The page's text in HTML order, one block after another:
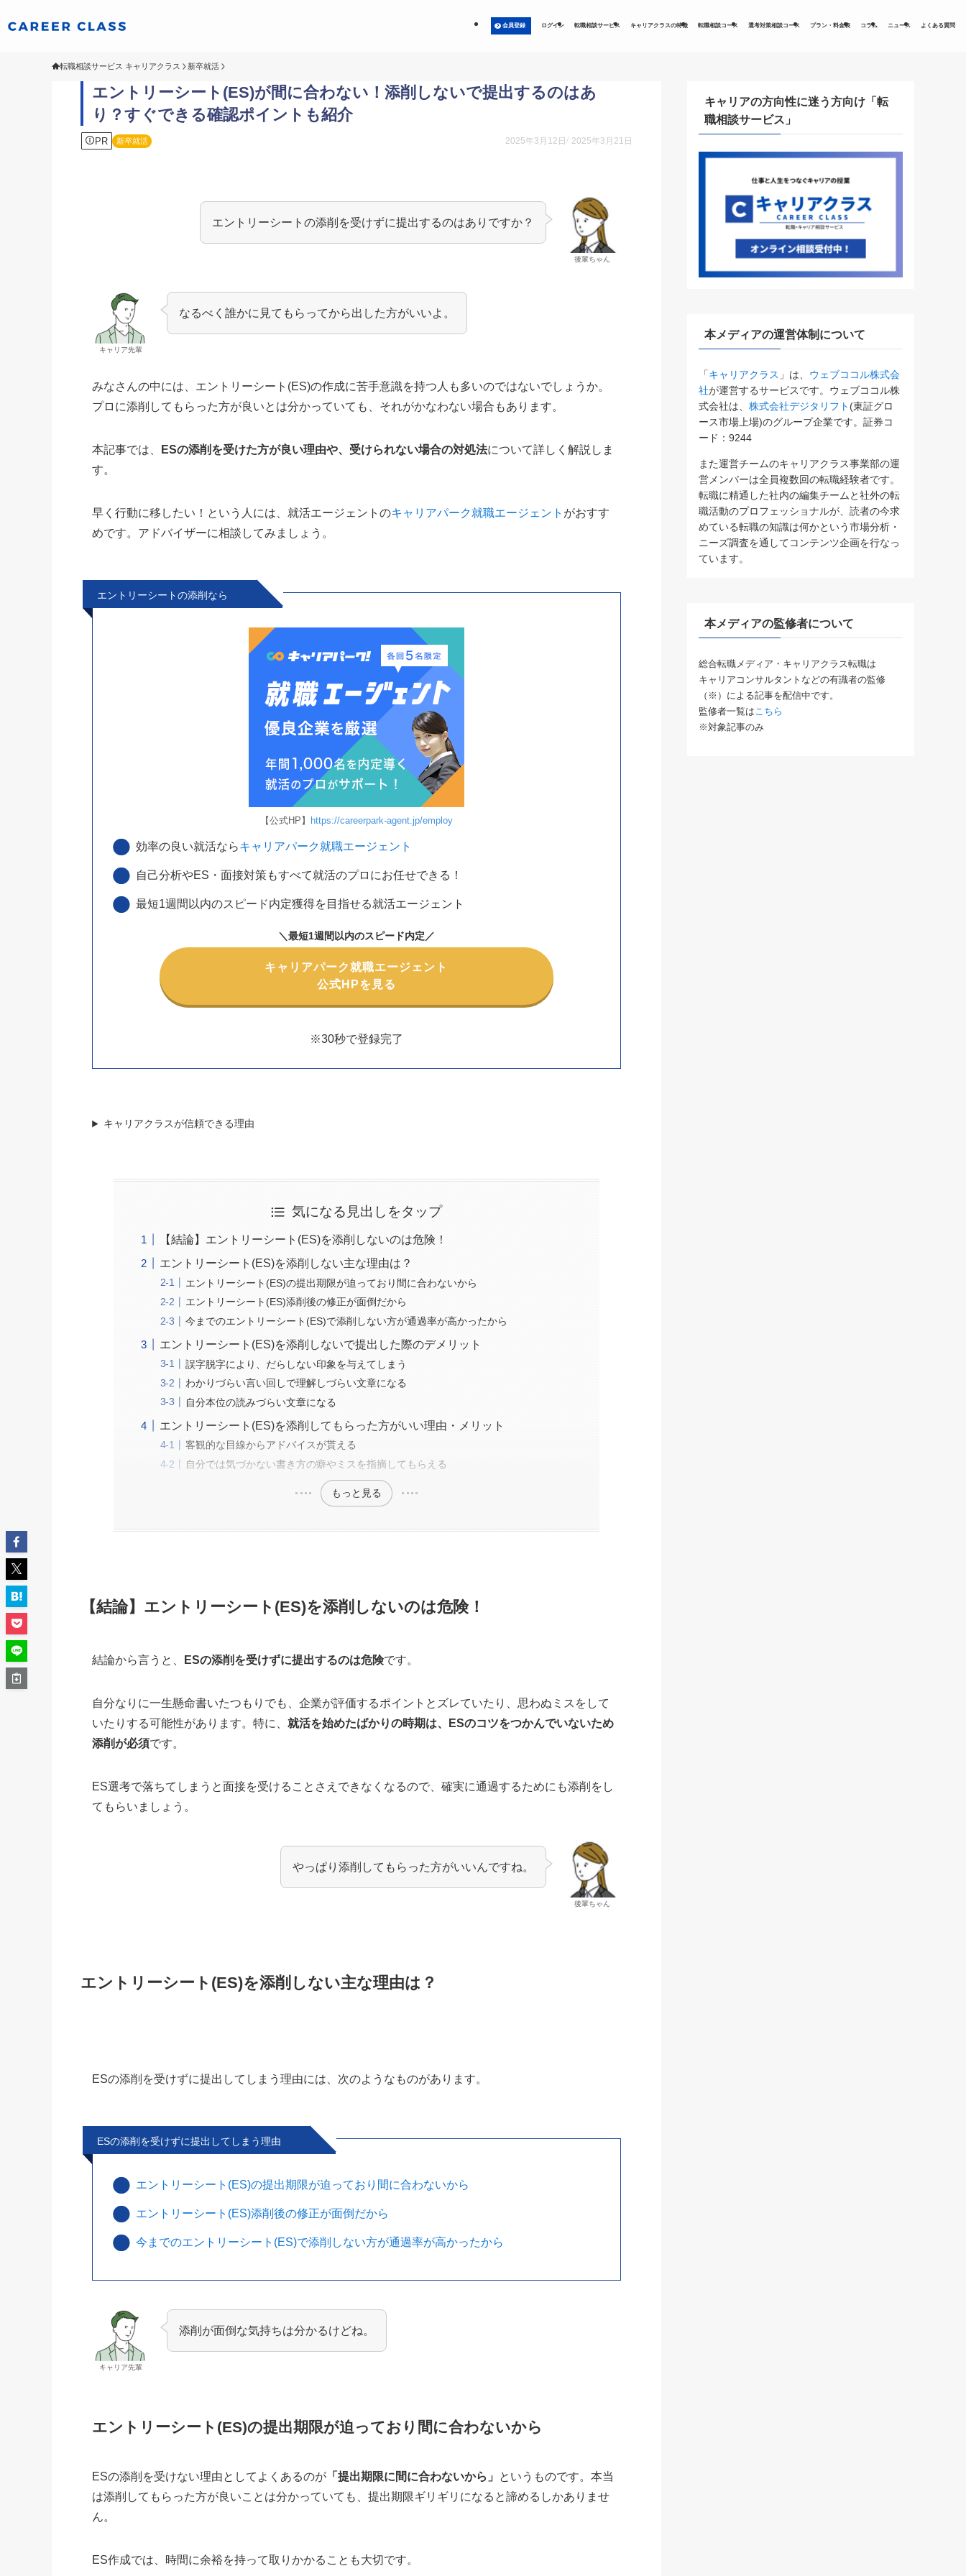
会員登録 ログイン 転職相談サービス キャリアクラスの特徴 転職相談コース 選考対策相談コース プラン・料金表 コラム ニュース よくある質問
転職相談サービス キャリアクラス 新卒就活
エントリーシート(ES)が間に合わない！添削しないで提出するのはあ
り？すぐできる確認ポイントも紹介
PR 新卒就活 2025年3月12日 2025年3月21日
後輩ちゃん
エントリーシートの添削を受けずに提出するのはありですか？
キャリア先輩
なるべく誰かに見てもらってから出した方がいいよ。
みなさんの中には、エントリーシート(ES)の作成に苦手意識を持つ人も多いのではないでしょうか。
プロに添削してもらった方が良いとは分かっていても、それがかなわない場合もあります。
本記事では、 ESの添削を受けた方が良い理由や、受けられない場合の対処法について詳しく解説しま
す。
早く行動に移したい！という人には、就活エージェントのキャリアパーク就職エージェント がおすす
めです。アドバイザーに相談してみましょう。
エントリーシートの添削なら
【公式HP】 https://careerpark-agent.jp/employ
効率の良い就活ならキャリアパーク就職エージェント
自己分析やES・面接対策もすべて就活のプロにお任せできる！
最短1週間以内のスピード内定獲得を目指せる就活エージェント
＼最短1週間以内のスピード内定／
キャリアパーク就職エージェント
公式HPを見る
※30秒で登録完了
キャリアクラスが信頼できる理由
気になる見出しをタップ
【結論】エントリーシート(ES)を添削しないのは危険！
エントリーシート(ES)を添削しない主な理由は？
エントリーシート(ES)の提出期限が迫っており間に合わないから
エントリーシート(ES)添削後の修正が面倒だから
今までのエントリーシート(ES)で添削しない方が通過率が高かったから
エントリーシート(ES)を添削しないで提出した際のデメリット
誤字脱字により、だらしない印象を与えてしまう
わかりづらい言い回しで理解しづらい文章になる
自分本位の読みづらい文章になる
エントリーシート(ES)を添削してもらった方がいい理由・メリット
客観的な目線からアドバイスが貰える
自分では気づかない書き方の癖やミスを指摘してもらえる
もっと見る
【結論】エントリーシート(ES)を添削しないのは危険！
結論から言うと、 ESの添削を受けずに提出するのは危険です。
自分なりに一生懸命書いたつもりでも、企業が評価するポイントとズレていたり、思わぬミスをして
いたりする可能性があります。特に、就活を始めたばかりの時期は、ESのコツをつかんでいないため
添削が必須です。
ES選考で落ちてしまうと面接を受けることさえできなくなるので、確実に通過するためにも添削をし
てもらいましょう。
後輩ちゃん
やっぱり添削してもらった方がいいんですね。
エントリーシート(ES)を添削しない主な理由は？
ESの添削を受けずに提出してしまう理由には、次のようなものがあります。
ESの添削を受けずに提出してしまう理由
エントリーシート(ES)の提出期限が迫っており間に合わないから
エントリーシート(ES)添削後の修正が面倒だから
今までのエントリーシート(ES)で添削しない方が通過率が高かったから
キャリア先輩
添削が面倒な気持ちは分かるけどね。
エントリーシート(ES)の提出期限が迫っており間に合わないから
ESの添削を受けない理由としてよくあるのが 「提出期限に間に合わないから」 というものです。本当
は添削してもらった方が良いことは分かっていても、提出期限ギリギリになると諦めるしかありませ
ん。
ES作成では、時間に余裕を持って取りかかることも大切です。
キャリアの方向性に迷う方向け「転
職相談サービス」
本メディアの運営体制について
「キャリアクラス 」は、 ウェブココル株式会
社が運営するサービスです。ウェブココル株
式会社は、 株式会社デジタリフト (東証グロ
ース市場上場)のグループ企業です。証券コ
ード：9244
また運営チームのキャリアクラス事業部の運
営メンバーは全員複数回の転職経験者です。
転職に精通した社内の編集チームと社外の転
職活動のプロフェッショナルが、読者の今求
めている転職の知識は何かという市場分析・
ニーズ調査を通してコンテンツ企画を行なっ
ています。
本メディアの監修者について
総合転職メディア・キャリアクラス転職は
キャリアコンサルタントなどの有識者の監修
（※）による記事を配信中です。
監修者一覧はこちら
※対象記事のみ